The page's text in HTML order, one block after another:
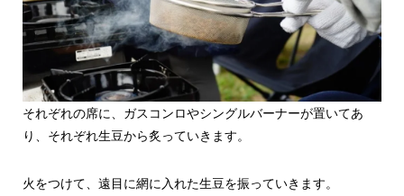
それぞれの席に、ガスコンロやシングルバーナーが置いてあ
り、それぞれ生豆から炙っていきます。
火をつけて、遠目に網に入れた生豆を振っていきます。